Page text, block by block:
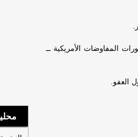
المفاوضات الأمريكية ــ
العفو.
08:16
الجمعة 31-07-2026